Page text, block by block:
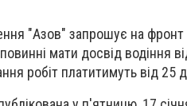
"Азов" запрошує на фронт
мати досвід водіння
робіт платитимуть від 25